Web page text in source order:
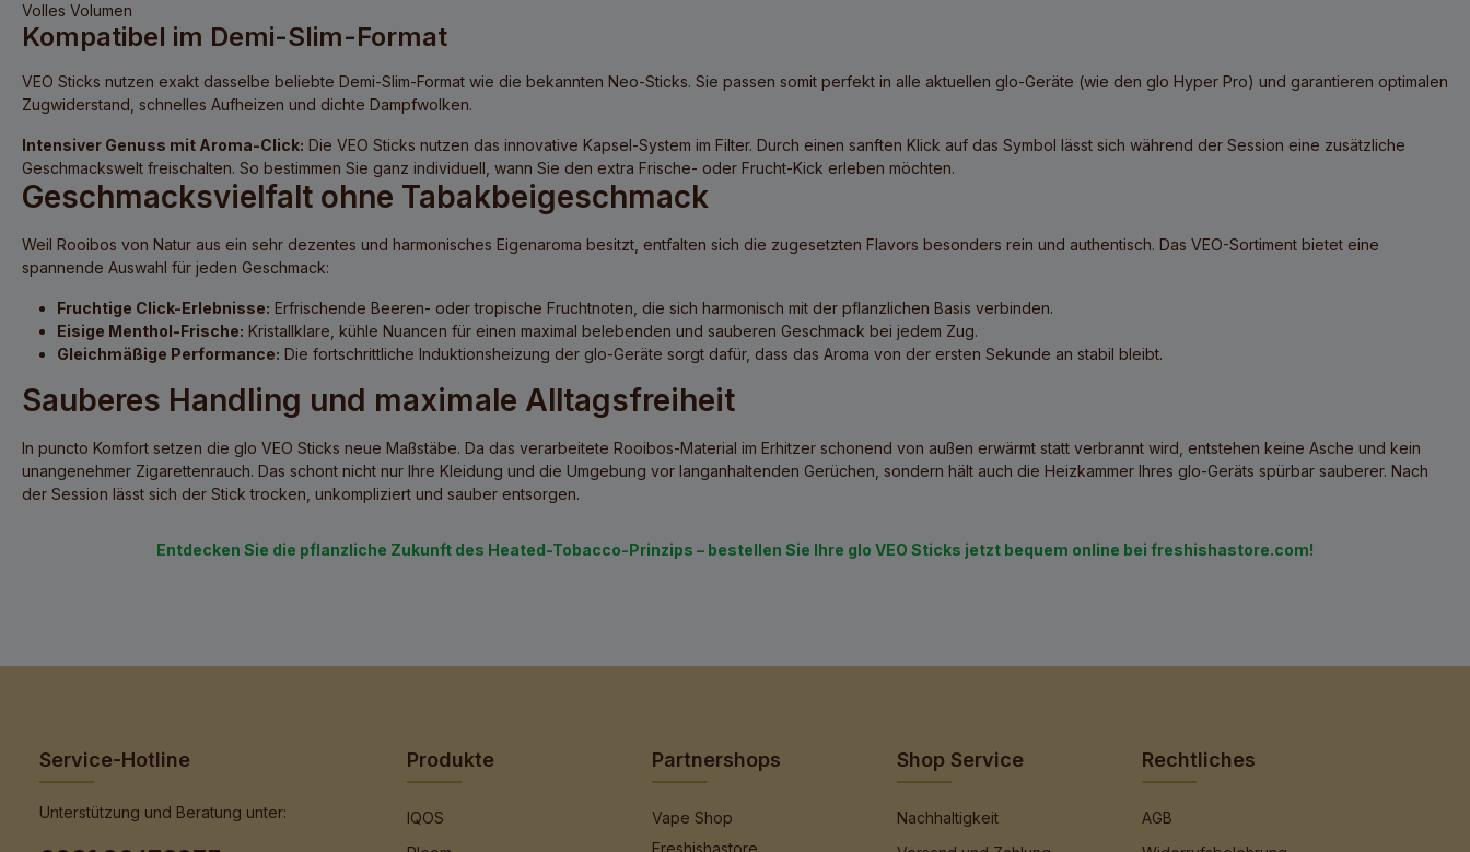
Volles Volumen
Kompatibel im Demi-Slim-Format
VEO Sticks nutzen exakt dasselbe beliebte Demi-Slim-Format wie die bekannten Neo-Sticks. Sie passen somit perfekt in alle aktuellen glo-Geräte (wie den glo Hyper Pro) und garantieren optimalen
Zugwiderstand, schnelles Aufheizen und dichte Dampfwolken.
Intensiver Genuss mit Aroma-Click: Die VEO Sticks nutzen das innovative Kapsel-System im Filter. Durch einen sanften Klick auf das Symbol lässt sich während der Session eine zusätzliche
Geschmackswelt freischalten. So bestimmen Sie ganz individuell, wann Sie den extra Frische- oder Frucht-Kick erleben möchten.
Geschmacksvielfalt ohne Tabakbeigeschmack
Weil Rooibos von Natur aus ein sehr dezentes und harmonisches Eigenaroma besitzt, entfalten sich die zugesetzten Flavors besonders rein und authentisch. Das VEO-Sortiment bietet eine
spannende Auswahl für jeden Geschmack:
Fruchtige Click-Erlebnisse: Erfrischende Beeren- oder tropische Fruchtnoten, die sich harmonisch mit der pflanzlichen Basis verbinden.
Eisige Menthol-Frische: Kristallklare, kühle Nuancen für einen maximal belebenden und sauberen Geschmack bei jedem Zug.
Gleichmäßige Performance: Die fortschrittliche Induktionsheizung der glo-Geräte sorgt dafür, dass das Aroma von der ersten Sekunde an stabil bleibt.
Sauberes Handling und maximale Alltagsfreiheit
In puncto Komfort setzen die glo VEO Sticks neue Maßstäbe. Da das verarbeitete Rooibos-Material im Erhitzer schonend von außen erwärmt statt verbrannt wird, entstehen keine Asche und kein
unangenehmer Zigarettenrauch. Das schont nicht nur Ihre Kleidung und die Umgebung vor langanhaltenden Gerüchen, sondern hält auch die Heizkammer Ihres glo-Geräts spürbar sauberer. Nach
der Session lässt sich der Stick trocken, unkompliziert und sauber entsorgen.
Entdecken Sie die pflanzliche Zukunft des Heated-Tobacco-Prinzips – bestellen Sie Ihre glo VEO Sticks jetzt bequem online bei freshishastore.com!
Service-Hotline
Unterstützung und Beratung unter:
Produkte
IQOS
Partnershops
Vape Shop
Freshishastore
Shop Service
Nachhaltigkeit
Rechtliches
AGB